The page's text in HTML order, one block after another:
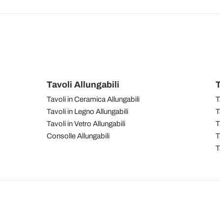
Tavoli Allungabili
Tavoli in Ceramica Allungabili
Tavoli in Legno Allungabili
Tavoli in Vetro Allungabili
Consolle Allungabili